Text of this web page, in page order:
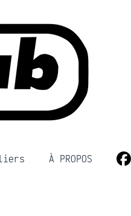
À PROPOS